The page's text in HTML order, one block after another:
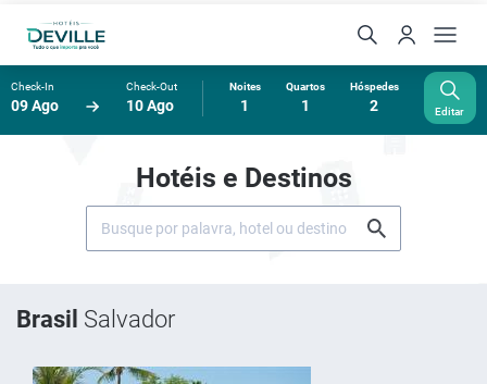
Check-In
09 Ago
Check-Out
10 Ago
Noites
1
Quartos
1
Hóspedes
2 Editar
Hotéis e Destinos
Brasil Salvador